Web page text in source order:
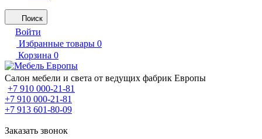
Поиск
Войти
Избранные товары 0
Корзина 0
Салон мебели и света от ведущих фабрик Европы
+7 910 000-21-81
+7 910 000-21-81
+7 913 601-80-09
Заказать звонок